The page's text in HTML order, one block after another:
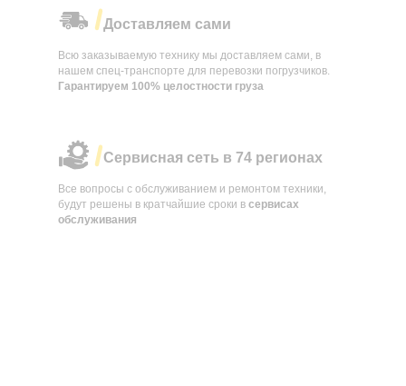
Все вопросы с обслуживанием и ремонтом техники,
будут решены в кратчайшие сроки в сервисах
обслуживания
Сервисная сеть в 74 регионах
Всю заказываемую технику мы доставляем сами, в
нашем спец-транспорте для перевозки погрузчиков.
Гарантируем 100% целостности груза
Доставляем сами